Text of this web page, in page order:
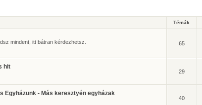
Témák
mindent, itt bátran kérdezhetsz.
65
hit
29
Egyházunk - Más keresztyén egyházak
40